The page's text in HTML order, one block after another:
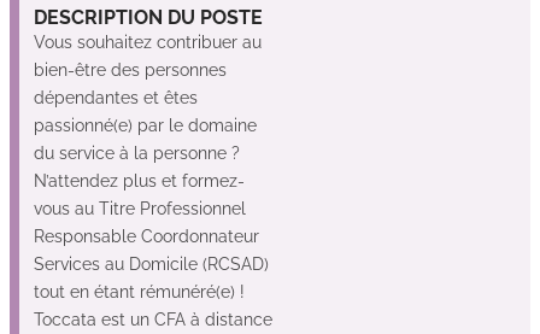
DESCRIPTION DU POSTE
Vous souhaitez contribuer au
bien-être des personnes
dépendantes et êtes
passionné(e) par le domaine
du service à la personne ?
N’attendez plus et formez-
vous au Titre Professionnel
Responsable Coordonnateur
Services au Domicile (RCSAD)
tout en étant rémunéré(e) !
Toccata est un CFA à distance